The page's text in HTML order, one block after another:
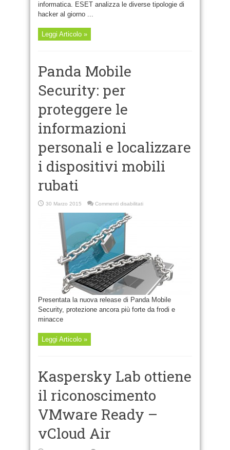
informatica. ESET analizza le diverse tipologie di
hacker al giorno ...
Leggi Articolo »
Panda Mobile
Security: per
proteggere le
informazioni
personali e localizzare
i dispositivi mobili
rubati
30 Marzo 2015 Commenti disabilitatisu
e
localizzare
i
dispositivi
rubati
Presentata la nuova release di Panda Mobile
Security, protezione ancora più forte da frodi e
minacce
Leggi Articolo »
Kaspersky Lab ottiene
il riconoscimento
VMware Ready –
vCloud Air